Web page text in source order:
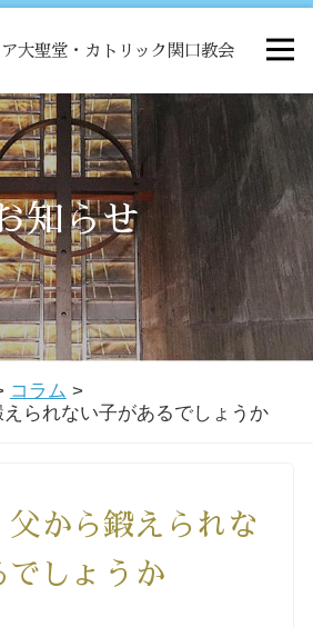
大聖堂・カトリック関口教会
知らせ
コラム >
られない子があるでしょうか
父から鍛えられな
でしょうか